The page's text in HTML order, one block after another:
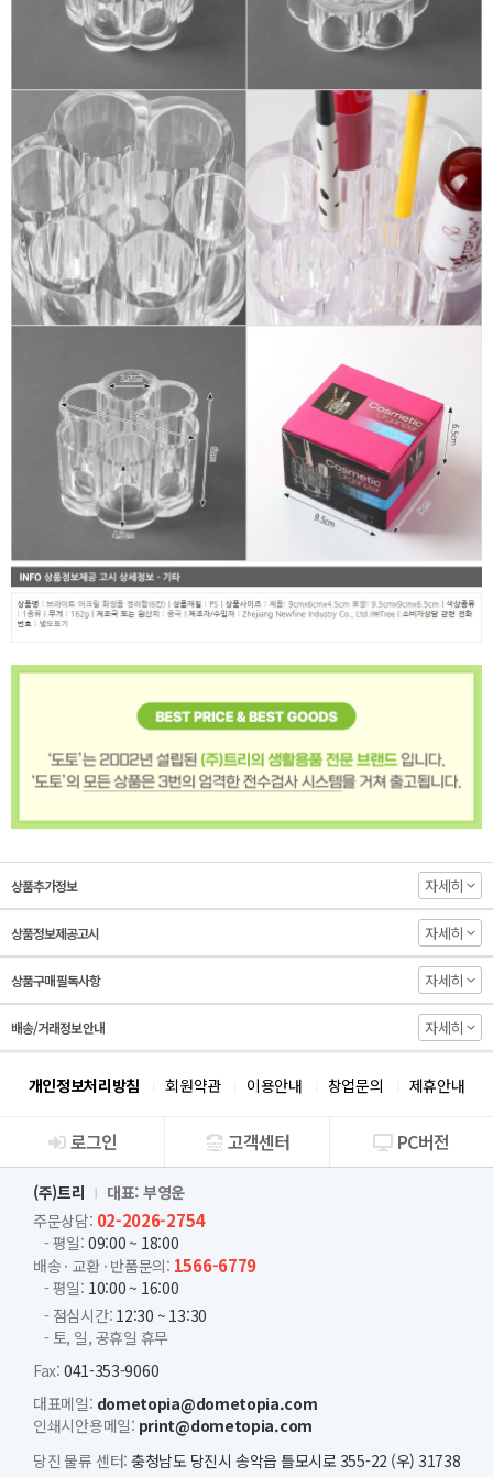
상품추가정보 자세히
상품정보제공고시 자세히
상품구매 필독사항 자세히
배송/거래정보 안내 자세히
개인정보처리방침 회원약관 이용안내 창업문의 제휴안내
회사소개
로그인 고객센터 PC버전
(주)트리
대표: 부영운
주문상담: 02-2026-2754
- 평일: 09:00 ~ 18:00
배송 · 교환 · 반품문의: 1566-6779
- 평일: 10:00 ~ 16:00
- 점심시간: 12:30 ~ 13:30
- 토, 일, 공휴일 휴무
Fax: 041-353-9060
대표메일: dometopia@dometopia.com
인쇄시안용메일: print@dometopia.com
당진 물류 센터: 충청남도 당진시 송악읍 틀모시로 355-22 (우) 31738